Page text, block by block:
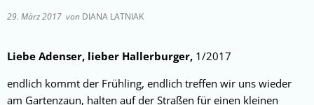
29. März 2017 von DIANA LATNIAK
Liebe Adenser, lieber Hallerburger, 1/2017
endlich kommt der Frühling, endlich treffen wir uns wieder
am Gartenzaun, halten auf der Straßen für einen kleinen